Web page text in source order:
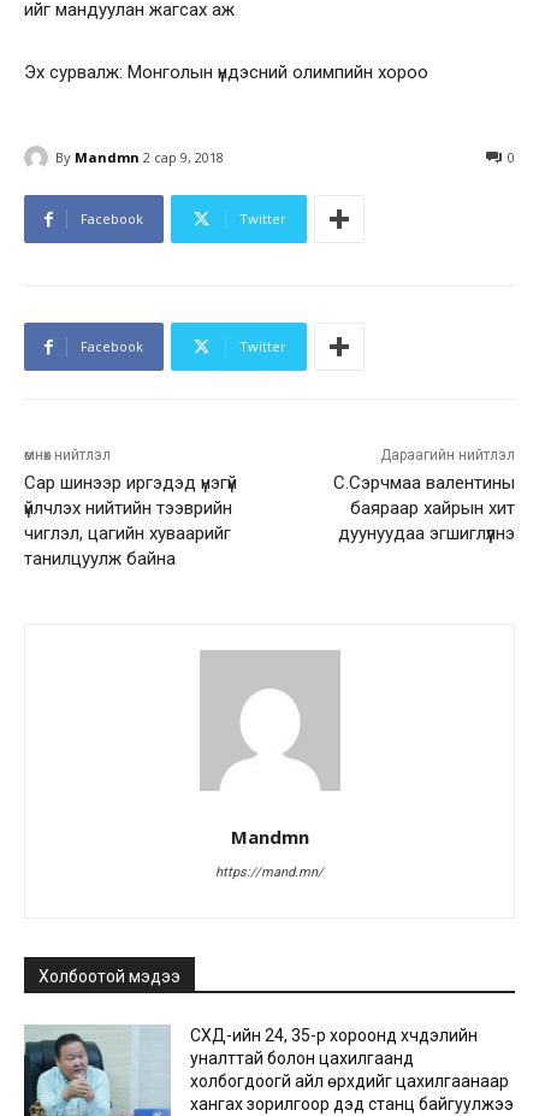
ийг мандуулан жагсах аж
Эх сурвалж: Монголын үндэсний олимпийн хороо
By Mandmn 2 сар 9, 2018 0
Facebook Twitter
Facebook Twitter
өмнөх нийтлэл
Сар шинээр иргэдэд үнэгүй
үйлчлэх нийтийн тээврийн
чиглэл, цагийн хуваарийг
танилцуулж байна
Дараагийн нийтлэл
С.Сэрчмаа валентины
баяраар хайрын хит
дуунуудаа эгшиглүүлнэ
Mandmn
https://mand.mn/
Холбоотой мэдээ
СХД-ийн 24, 35-р хороонд хүчдэлийн
уналттай болон цахилгаанд
холбогдоогүй айл өрхүүдийг цахилгаанаар
хангах зорилгоор дэд станц байгуулжээ